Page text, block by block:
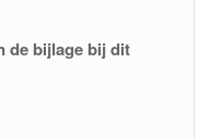
de bijlage bij dit